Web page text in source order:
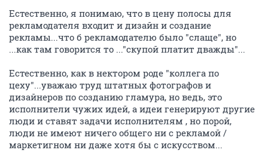
Естественно, я понимаю, что в цену полосы для
рекламодателя входит и дизайн и создание
рекламы...что б рекламодателю было "слаще", но
...как там говорится то ..."скупой платит дважды"...
Естественно, как в нектором роде "коллега по
цеху"...уважаю труд штатных фотографов и
дизайнеров по созданию гламура, но ведь, это
исполнители чужих идей, а идеи генерируют другие
люди и ставят задачи исполнителям , но порой,
люди не имеют ничего общего ни с рекламой /
маркетигном ни даже хотя бы с искусством...